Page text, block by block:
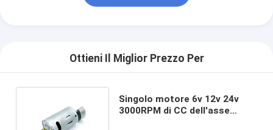
Ottieni Il Miglior Prezzo Per
Singolo motore 6v 12v 24v
3000RPM di CC dell'asse